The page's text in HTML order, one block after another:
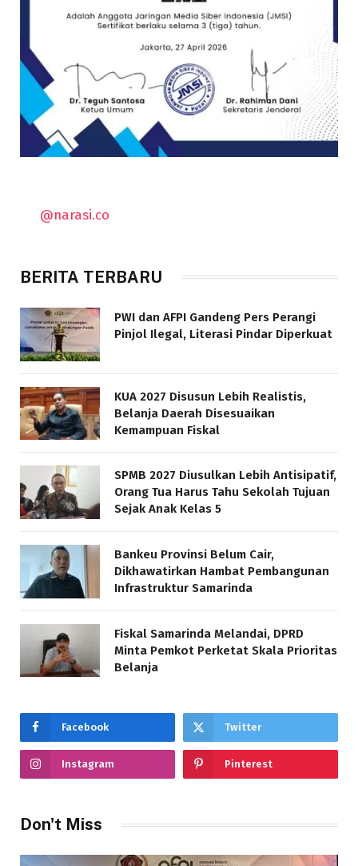
@narasi.co
BERITA TERBARU
PWI dan AFPI Gandeng Pers Perangi
Pinjol Ilegal, Literasi Pindar Diperkuat
KUA 2027 Disusun Lebih Realistis,
Belanja Daerah Disesuaikan
Kemampuan Fiskal
SPMB 2027 Diusulkan Lebih Antisipatif,
Orang Tua Harus Tahu Sekolah Tujuan
Sejak Anak Kelas 5
Bankeu Provinsi Belum Cair,
Dikhawatirkan Hambat Pembangunan
Infrastruktur Samarinda
Fiskal Samarinda Melandai, DPRD
Minta Pemkot Perketat Skala Prioritas
Belanja
Facebook Twitter
Instagram Pinterest
Don't Miss